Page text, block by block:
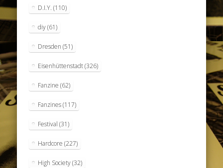
D.I.Y. (110)
diy(61)
Dresden (51)
Eisenhüttenstadt(326)
Fanzine (62)
Fanzines(117)
Festival (31)
Hardcore (227)
High Society(32)